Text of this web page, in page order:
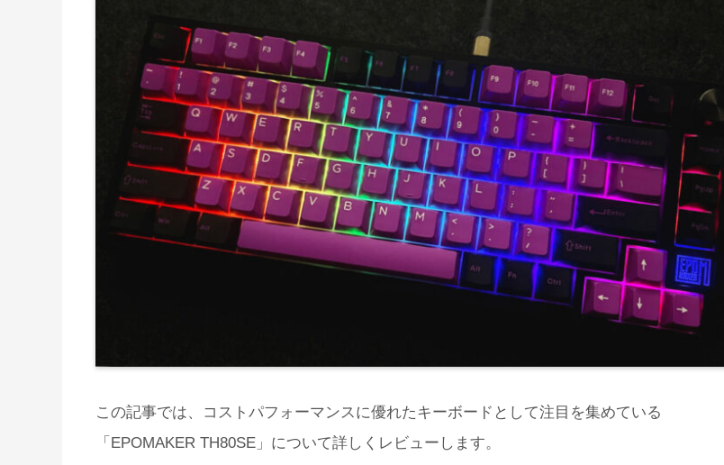
この記事では、コストパフォーマンスに優れたキーボードとして注目を集めている
「EPOMAKER TH80SE」について詳しくレビューします。